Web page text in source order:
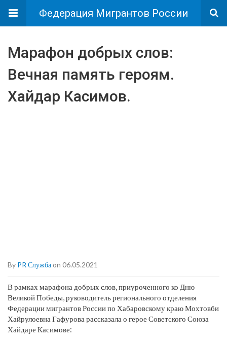
Федерация Мигрантов России
Марафон добрых слов:
Вечная память героям.
Хайдар Касимов.
By PR Службаon 06.05.2021
В рамках марафона добрых слов, приуроченного ко Дню
Великой Победы, руководитель регионального отделения
Федерации мигрантов России по Хабаровскому краю Мохтовби
Хайрулоевна Гафурова рассказала о герое Советского Союза
Хайдаре Касимове: